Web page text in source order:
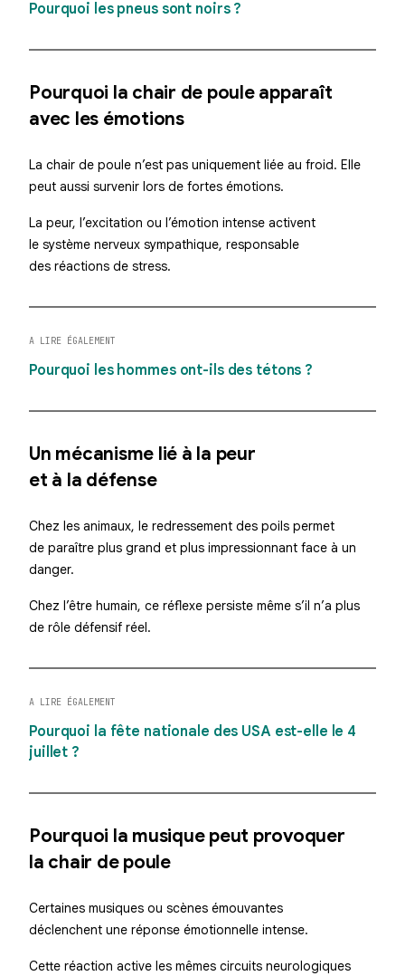
Pourquoi les pneus sont noirs ?
Pourquoi la chair de poule apparaît
avec les émotions
La chair de poule n’est pas uniquement liée au froid. Elle
peut aussi survenir lors de fortes émotions.
La peur, l’excitation ou l’émotion intense activent
le système nerveux sympathique, responsable
des réactions de stress.
A LIRE ÉGALEMENT
Pourquoi les hommes ont-ils des tétons ?
Un mécanisme lié à la peur
et à la défense
Chez les animaux, le redressement des poils permet
de paraître plus grand et plus impressionnant face à un
danger.
Chez l’être humain, ce réflexe persiste même s’il n’a plus
de rôle défensif réel.
A LIRE ÉGALEMENT
Pourquoi la fête nationale des USA est-elle le 4
juillet ?
Pourquoi la musique peut provoquer
la chair de poule
Certaines musiques ou scènes émouvantes
déclenchent une réponse émotionnelle intense.
Cette réaction active les mêmes circuits neurologiques